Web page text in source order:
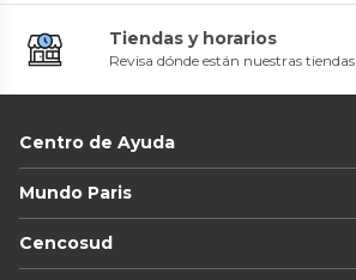
Tiendas y horarios
Revisa dónde están nuestras tiendas
Centro de Ayuda
Mundo Paris
Cencosud